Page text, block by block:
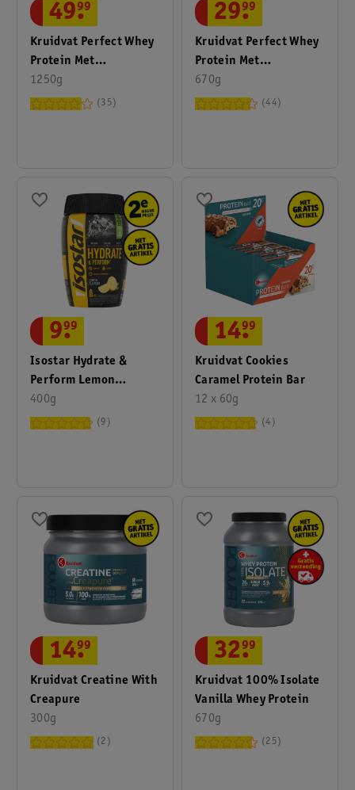
Kruidvat Perfect Whey
Protein Met
Vanillesmaak
1250g
49.
99
35
Kruidvat Perfect Whey
Protein Met
Vanillesmaak
670g
29.
99
44
Isostar Hydrate &
Perform Lemon
Sportdrink Poeder
400g
9.
99
9
Kruidvat Cookies
Caramel Protein Bar
12 x 60g
14.
99
4
Kruidvat Creatine With
Creapure
300g
14.
99
2
Kruidvat 100% Isolate
Vanilla Whey Protein
670g
32.
99
25